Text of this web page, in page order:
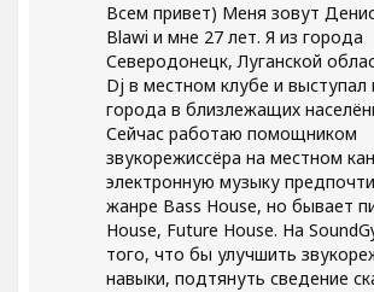
Всем привет) Меня зовут
Blawi и мне 27 лет. Я из города
Северодонецк, Луганской
Dj в местном клубе и выступал
города в близлежащих
Сейчас работаю помощником
звукорежиссёра на местном
электронную музыку
жанре Bass House, но бывает
House, Future House. На
того, что бы улучшить
навыки, подтянуть сведение